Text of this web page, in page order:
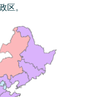
区。